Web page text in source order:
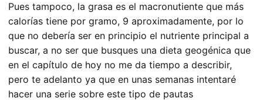
Pues tampoco, la grasa es el macronutiente que más
calorías tiene por gramo, 9 aproximadamente, por lo
que no debería ser en principio el nutriente principal a
buscar, a no ser que busques una dieta geogénica que
en el capítulo de hoy no me da tiempo a describir,
pero te adelanto ya que en unas semanas intentaré
hacer una serie sobre este tipo de pautas